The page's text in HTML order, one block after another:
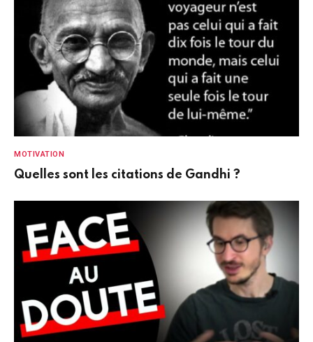
MOTIVATION
Quelles sont les citations de Gandhi ?